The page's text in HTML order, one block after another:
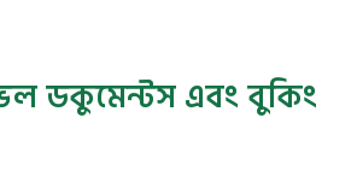
ডকুমেন্টস এবং বুকিং